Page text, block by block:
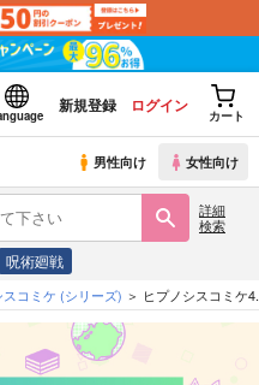
新規登録 ログイン
カート
男性向け 女性向け
詳細
検索
呪術廻戦
スコミケ (シリーズ) ヒプノシスコミケ